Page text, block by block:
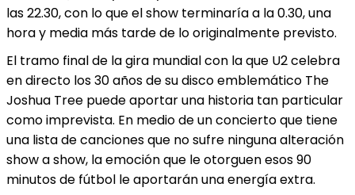
las 22.30, con lo que el show terminaría a la 0.30, una
hora y media más tarde de lo originalmente previsto.
El tramo final de la gira mundial con la que U2 celebra
en directo los 30 años de su disco emblemático The
Joshua Tree puede aportar una historia tan particular
como imprevista. En medio de un concierto que tiene
una lista de canciones que no sufre ninguna alteración
show a show, la emoción que le otorguen esos 90
minutos de fútbol le aportarán una energía extra.